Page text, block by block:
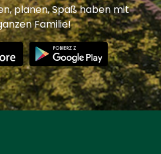
planen, Spaß haben mit
Familie!